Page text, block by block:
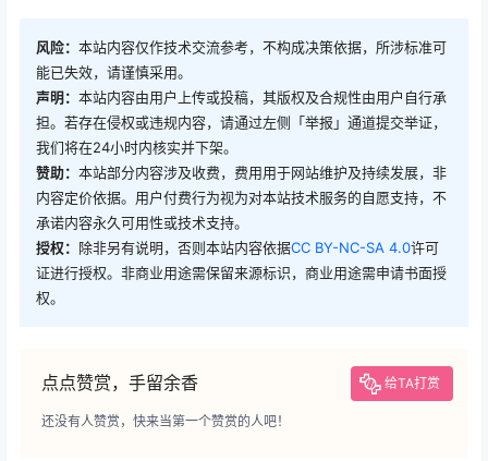
风险： 本站内容仅作技术交流参考，不构成决策依据，所涉标准可
能已失效，请谨慎采用。
声明： 本站内容由用户上传或投稿，其版权及合规性由用户自行承
担。若存在侵权或违规内容，请通过左侧「举报」通道提交举证，
我们将在24小时内核实并下架。
赞助： 本站部分内容涉及收费，费用用于网站维护及持续发展，非
内容定价依据。用户付费行为视为对本站技术服务的自愿支持，不
承诺内容永久可用性或技术支持。
授权： 除非另有说明，否则本站内容依据CC BY-NC-SA 4.0许可
证进行授权。非商业用途需保留来源标识，商业用途需申请书面授
权。
点点赞赏，手留余香 给TA打赏
还没有人赞赏，快来当第一个赞赏的人吧！